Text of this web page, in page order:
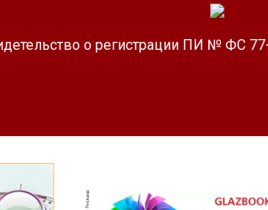
о регистрации ПИ № ФС